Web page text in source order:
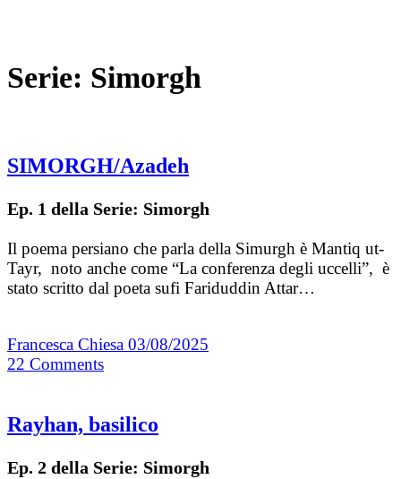
Serie: Simorgh
SIMORGH/Azadeh
Ep. 1 della Serie: Simorgh
Il poema persiano che parla della Simurgh è Mantiq ut-
Tayr, noto anche come “La conferenza degli uccelli”, è
stato scritto dal poeta sufi Fariduddin Attar…
Francesca Chiesa 03/08/2025
22 Comments
Rayhan, basilico
Ep. 2 della Serie: Simorgh